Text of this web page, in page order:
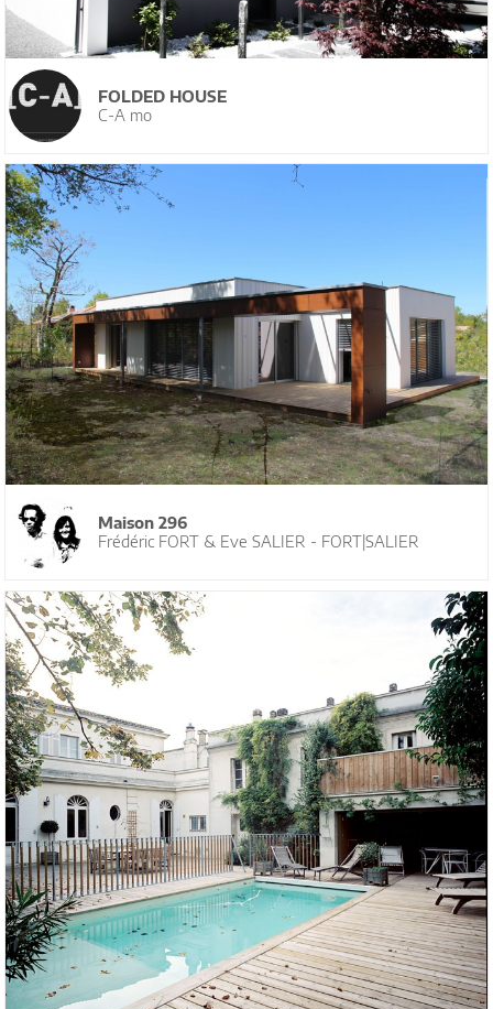
FOLDED HOUSE
C-A mo
Maison 296
Frédéric FORT & Eve SALIER - FORT|SALIER